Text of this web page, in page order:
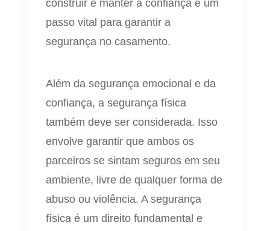
construir e manter a confiança é um
passo vital para garantir a
segurança no casamento.
Além da segurança emocional e da
confiança, a segurança física
também deve ser considerada. Isso
envolve garantir que ambos os
parceiros se sintam seguros em seu
ambiente, livre de qualquer forma de
abuso ou violência. A segurança
física é um direito fundamental e